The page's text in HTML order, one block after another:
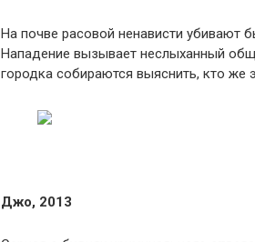
На почве расовой ненависти убивают
Нападение вызывает неслыханный
городка собираются выяснить, кто же
Джо, 2013